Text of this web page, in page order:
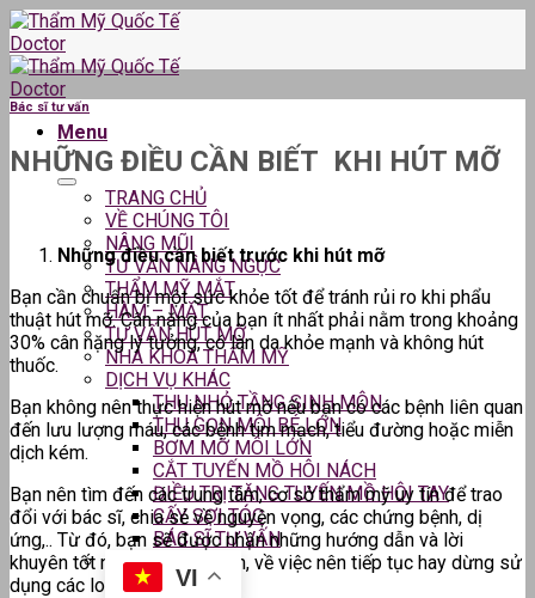
Skip
to
content
Menu
TRANG CHỦ
VỀ CHÚNG TÔI
NÂNG MŨI
TƯ VẤN NÂNG NGỰC
THẨM MỸ MẮT
HÀM – MẶT
TƯ VẤN HÚT MỠ
NHA KHOA THẨM MỸ
DỊCH VỤ KHÁC
THU NHỎ TẦNG SINH MÔN
THU GỌN MÔI BÉ LỚN
BƠM MỠ MÔI LỚN
CẮT TUYẾN MỒ HÔI NÁCH
ĐIỀU TRỊ TĂNG TUYẾN MỒ HÔI TAY
CẤY SỢI TÓC
BÁC SĨ TƯ VẤN
VI
Bác sĩ tư vấn
NHỮNG ĐIỀU CẦN BIẾT KHI HÚT MỠ
Những điều cần biết trước khi hút mỡ
Bạn cần chuẩn bị một sức khỏe tốt để tránh rủi ro khi phẩu
thuật hút mỡ. Cân nặng của bạn ít nhất phải nằm trong khoảng
30% cân nặng lý tưởng, có làn da khỏe mạnh và không hút
thuốc.
Bạn không nên thực hiện hút mỡ nếu bạn có các bệnh liên quan
đến lưu lượng máu, các bệnh tim mạch, tiểu đường hoặc miễn
dịch kém.
Bạn nên tìm đến các trung tâm, cơ sở thẩm mỹ uy tín để trao
đổi với bác sĩ, chia sẻ về nguyện vọng, các chứng bệnh, dị
ứng,.. Từ đó, bạn sẽ được nhận những hướng dẫn và lời
khuyên tốt nhất về chế độ ăn, về việc nên tiếp tục hay dừng sử
dụng các loại thuốc nào,…